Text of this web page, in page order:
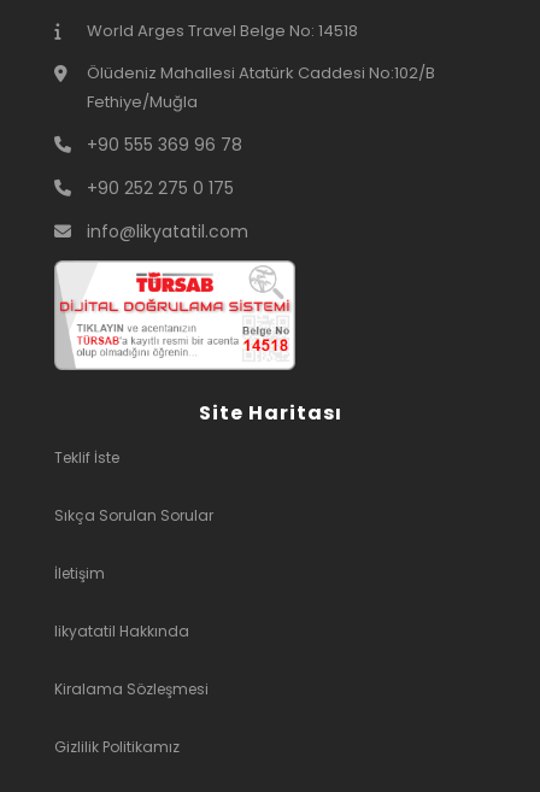
World Arges Travel Belge No: 14518
Ölüdeniz Mahallesi Atatürk Caddesi No:102/B
Fethiye/Muğla
+90 555 369 96 78
+90 252 275 0 175
info@likyatatil.com
Site Haritası
Teklif İste
Sıkça Sorulan Sorular
İletişim
likyatatil Hakkında
Kiralama Sözleşmesi
Gizlilik Politikamız